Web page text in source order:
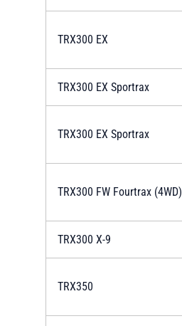
TRX300 EX
TRX300 EX Sportrax
TRX300 EX Sportrax
TRX300 FW Fourtrax (4WD)
TRX300 X-9
TRX350